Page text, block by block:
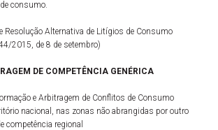
consumo.
Resolução Alternativa de Litígios de Consumo
2015, de 8 de setembro)
DE COMPETÊNCIA GENÉRICA
e Arbitragem de Conflitos de Consumo
nacional, nas zonas não abrangidas por outro
competência regional